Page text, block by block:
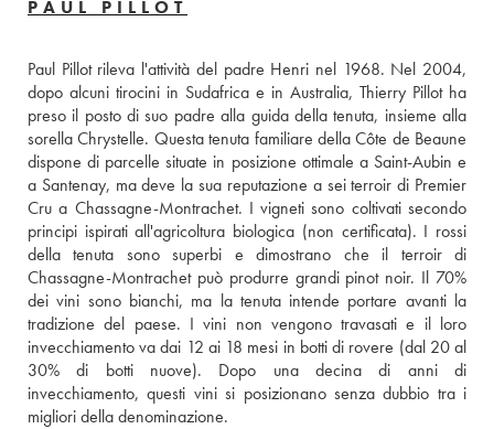
PAUL PILLOT
Paul Pillot rileva l'attività del padre Henri nel 1968. Nel 2004,
dopo alcuni tirocini in Sudafrica e in Australia, Thierry Pillot ha
preso il posto di suo padre alla guida della tenuta, insieme alla
sorella Chrystelle. Questa tenuta familiare della Côte de Beaune
dispone di parcelle situate in posizione ottimale a Saint-Aubin e
a Santenay, ma deve la sua reputazione a sei terroir di Premier
Cru a Chassagne-Montrachet. I vigneti sono coltivati secondo
principi ispirati all'agricoltura biologica (non certificata). I rossi
della tenuta sono superbi e dimostrano che il terroir di
Chassagne-Montrachet può produrre grandi pinot noir. Il 70%
dei vini sono bianchi, ma la tenuta intende portare avanti la
tradizione del paese. I vini non vengono travasati e il loro
invecchiamento va dai 12 ai 18 mesi in botti di rovere (dal 20 al
30% di botti nuove). Dopo una decina di anni di
invecchiamento, questi vini si posizionano senza dubbio tra i
migliori della denominazione.